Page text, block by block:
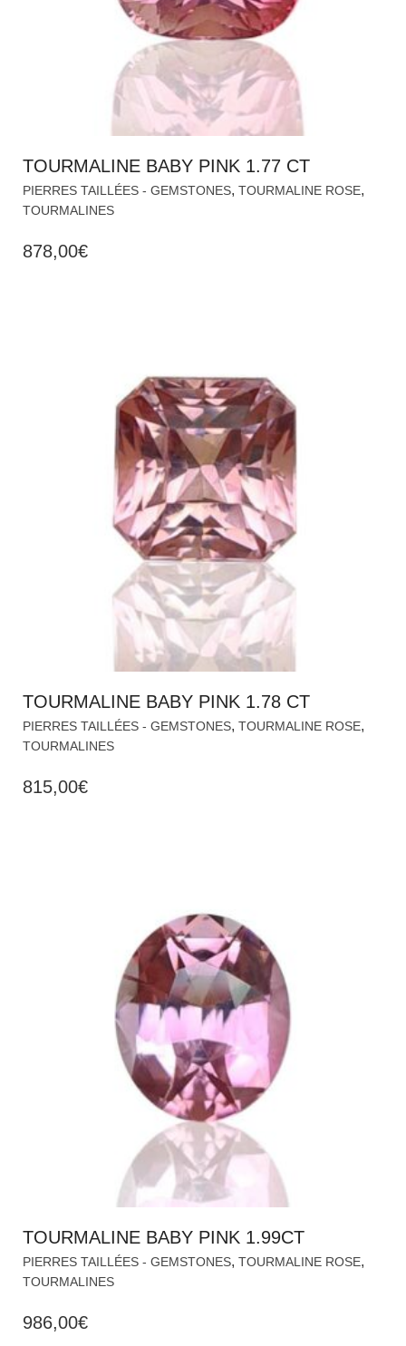
TOURMALINE BABY PINK 1.77 CT
PIERRES TAILLÉES - GEMSTONES, TOURMALINE ROSE,
TOURMALINES
878,00€
TOURMALINE BABY PINK 1.78 CT
PIERRES TAILLÉES - GEMSTONES, TOURMALINE ROSE,
TOURMALINES
815,00€
TOURMALINE BABY PINK 1.99CT
PIERRES TAILLÉES - GEMSTONES, TOURMALINE ROSE,
TOURMALINES
986,00€